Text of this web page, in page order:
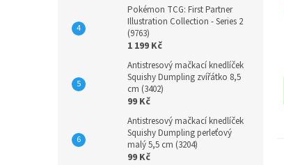
Pokémon TCG: First Partner
Illustration Collection - Series 2
(9763)
1 199 Kč
Antistresový mačkací knedlíček
Squishy Dumpling zvířátko 8,5
cm (3402)
99 Kč
Antistresový mačkací knedlíček
Squishy Dumpling perleťový
malý 5,5 cm (3204)
99 Kč